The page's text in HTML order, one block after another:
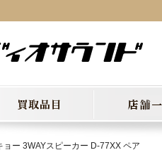
ョー 3WAYスピーカー D-77XX ペア